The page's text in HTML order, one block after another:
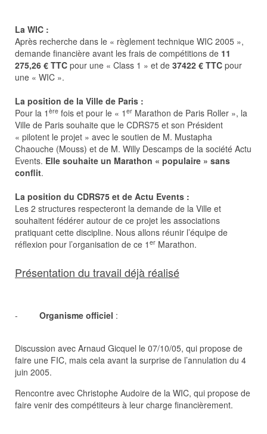
La WIC :
Après recherche dans le « règlement technique WIC 2005 »,
demande financière avant les frais de compétitions de 11
275,26 € TTC pour une « Class 1 » et de 37422 € TTC pour
une « WIC ».
La position de la Ville de Paris :
Pour la 1 ère fois et pour le « 1 er Marathon de Paris Roller », la
Ville de Paris souhaite que le CDRS75 et son Président
« pilotent le projet » avec le soutien de M. Mustapha
Chaouche (Mouss) et de M. Willy Descamps de la société Actu
Events. Elle souhaite un Marathon « populaire » sans
conflit.
La position du CDRS75 et de Actu Events :
Les 2 structures respecteront la demande de la Ville et
souhaitent fédérer autour de ce projet les associations
pratiquant cette discipline. Nous allons réunir l’équipe de
réflexion pour l’organisation de ce 1 er Marathon.
Présentation du travail déjà réalisé
- Organisme officiel :
Discussion avec Arnaud Gicquel le 07/10/05, qui propose de
faire une FIC, mais cela avant la surprise de l’annulation du 4
juin 2005.
Rencontre avec Christophe Audoire de la WIC, qui propose de
faire venir des compétiteurs à leur charge financièrement.